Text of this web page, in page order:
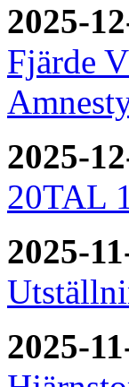
2025-
Fjärde
2025-
20TAL
2025-
2025-